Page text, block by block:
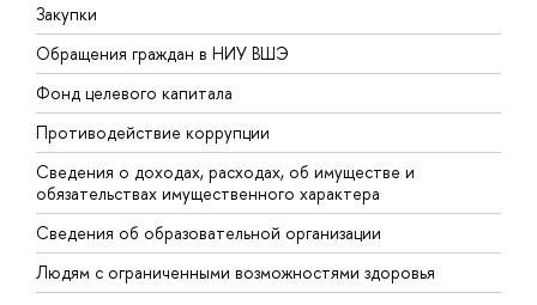
Закупки
Обращения граждан в НИУ ВШЭ
Фонд целевого капитала
Противодействие коррупции
Сведения о доходах, расходах, об имуществе и
обязательствах имущественного характера
Сведения об образовательной организации
Людям с ограниченными возможностями здоровья